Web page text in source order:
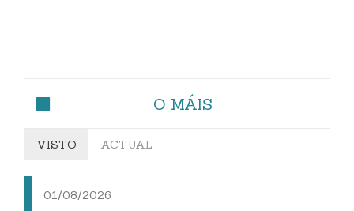
O MÁIS
VISTO ACTUAL
01/08/2026